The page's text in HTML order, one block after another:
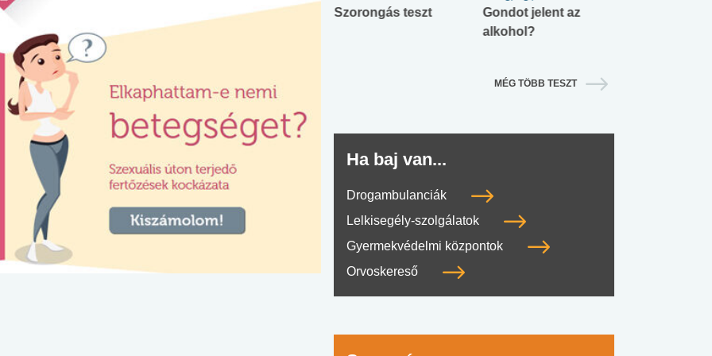
nyelvvizsga teszt -
No.42
Internet-függőség
Szorongás teszt
Gondot jelent az
alkohol?
MÉG TÖBB TESZT
Ha baj van...
Drogambulanciák
Lelkisegély-szolgálatok
Gyermekvédelmi központok
Orvoskereső